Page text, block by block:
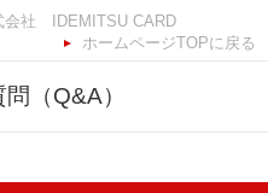
ホームページTOPに戻る
（Q&A）